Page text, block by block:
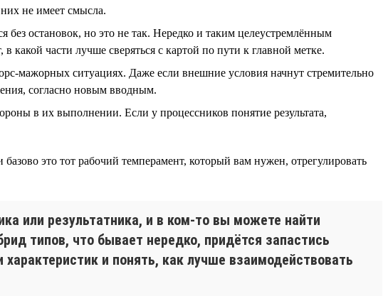
не имеет смысла.
без остановок, но это не так. Нередко и таким целеустремлённым
какой части лучше сверяться с картой по пути к главной метке.
мажорных ситуациях. Даже если внешние условия начнут стремительно
согласно новым вводным.
в их выполнении. Если у процессников понятие результата,
это тот рабочий темперамент, который вам нужен, отрегулировать
или результатника, и в ком-то вы можете найти
типов, что бывает нередко, придётся запастись
и понять, как лучше взаимодействовать